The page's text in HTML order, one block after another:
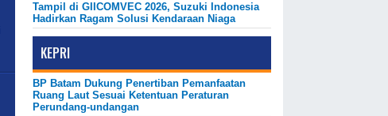
Tampil di GIICOMVEC 2026, Suzuki Indonesia
Hadirkan Ragam Solusi Kendaraan Niaga
KEPRI
BP Batam Dukung Penertiban Pemanfaatan
Ruang Laut Sesuai Ketentuan Peraturan
Perundang-undangan